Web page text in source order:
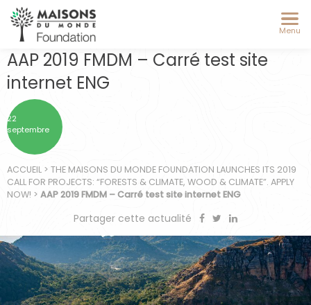
Menu
AAP 2019 FMDM – Carré test site
internet ENG
22
septembre
ACCUEIL > THE MAISONS DU MONDE FOUNDATION LAUNCHES ITS 2019
CALL FOR PROJECTS: “FORESTS & CLIMATE, WOOD & CLIMATE”. APPLY
NOW! > AAP 2019 FMDM – Carré test site internet ENG
Partager cette actualité